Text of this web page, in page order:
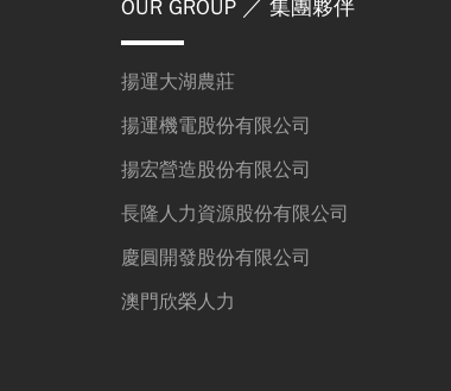
OUR GROUP ／ 集團夥伴
揚運大湖農莊
揚運機電股份有限公司
揚宏營造股份有限公司
長隆人力資源股份有限公司
慶圓開發股份有限公司
澳門欣榮人力